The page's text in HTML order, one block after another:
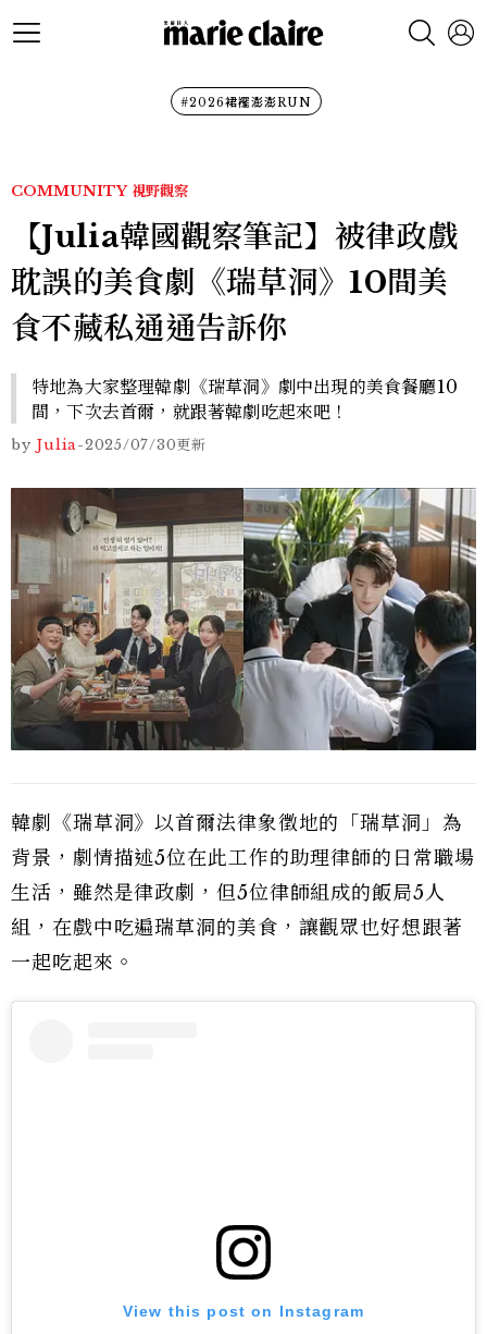
#2026裙襬澎澎RUN
COMMUNITY 視野觀察
【Julia韓國觀察筆記】被律政戲
耽誤的美食劇《瑞草洞》10間美
食不藏私通通告訴你
特地為大家整理韓劇《瑞草洞》劇中出現的美食餐廳10
間，下次去首爾，就跟著韓劇吃起來吧！
by Julia-2025/07/30更新
韓劇《瑞草洞》以首爾法律象徵地的「瑞草洞」為
背景，劇情描述5位在此工作的助理律師的日常職場
生活，雖然是律政劇，但5位律師組成的飯局5人
組，在戲中吃遍瑞草洞的美食，讓觀眾也好想跟著
一起吃起來。
View this post on Instagram